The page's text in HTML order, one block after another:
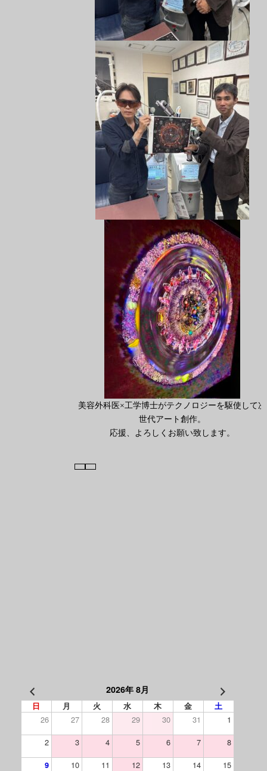
美容外科医×工学博士がテクノロジーを駆使して次
世代アート創作。
応援、よろしくお願い致します。
2026年 8月
日 月 火 水 木 金 土
26 27 28 29 30 31
1
2
3 4 5 6 7 8
9 10 11 12 13 14
15